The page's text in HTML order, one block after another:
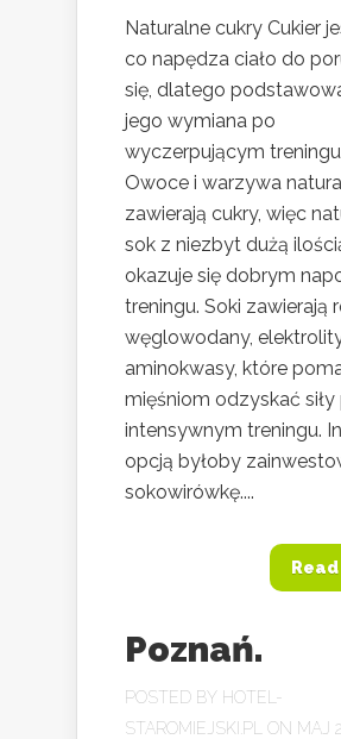
Naturalne cukry Cukier
co napędza ciało do
się, dlatego
jego wymiana po
wyczerpującym
Owoce i warzywa
zawierają cukry, więc
sok z niezbyt dużą
okazuje się dobrym
treningu. Soki zawierają
węglowodany,
aminokwasy, które
mięśniom odzyskać siły
intensywnym treningu.
opcją byłoby
sokowirówkę....
Poznań.
POSTED BY HOTEL-
STAROMIEJSKI.PL
ON MAJ